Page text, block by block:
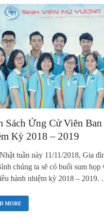
Sách Ứng Cử Viên
Kỳ 2018 – 2019
tuần này 11/11/2018, Gia
chúng ta sẽ có buổi sum họp
hành nhiệm kỳ 2018 – 2019.
MORE